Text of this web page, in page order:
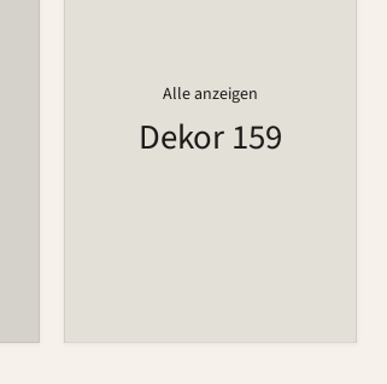
Alle anzeigen
Dekor 159